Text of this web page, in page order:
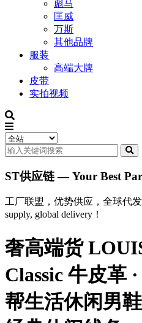
彪马
匡威
万斯
其他品牌
服装
高端大牌
皮带
实拍视频
ST供应链 — Your Best
工厂联盟，优势供应，全球代发
supply, global delivery！
奢高端货
Classic 牛皮革
帮生活休闲男